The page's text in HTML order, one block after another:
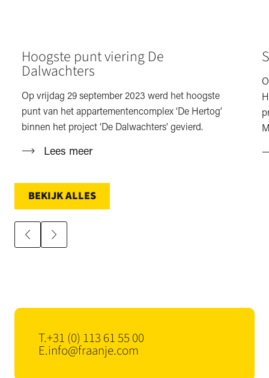
Hoogste punt viering De
Dalwachters
Op vrijdag 29 september 2023 werd het hoogste
punt van het appartementencomplex ‘De Hertog’
binnen het project ‘De Dalwachters’ gevierd.
Lees meer
BEKIJK ALLES
T.+31 (0) 113 61 55 00
E.info@fraanje.com